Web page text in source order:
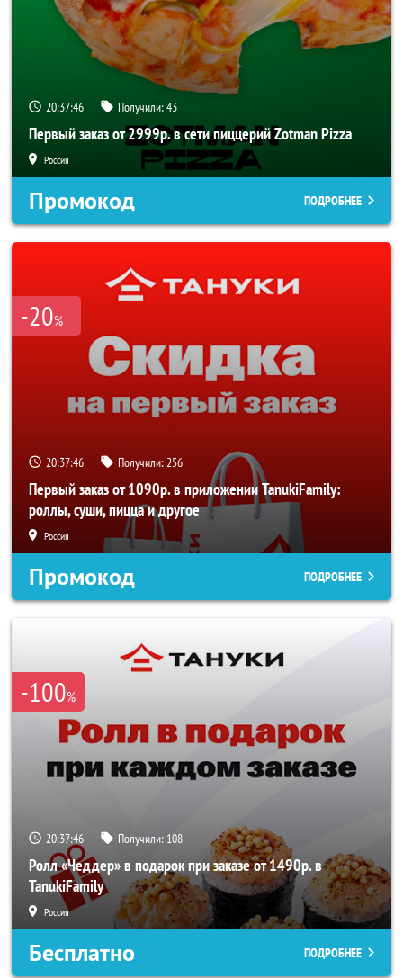
20:37:45 Получили:43
Первый заказ от 2999р. в сети пиццерий Zotman Pizza
Россия
Промокод ПОДРОБНЕЕ
-20%
20:37:45 Получили:256
Первый заказ от 1090р. в приложении TanukiFamily:
роллы, суши, пицца и другое
Россия
Промокод ПОДРОБНЕЕ
-100%
20:37:45 Получили: 108
Ролл «Чеддер» в подарок при заказе от 1490р. в
TanukiFamily
Россия
Бесплатно ПОДРОБНЕЕ